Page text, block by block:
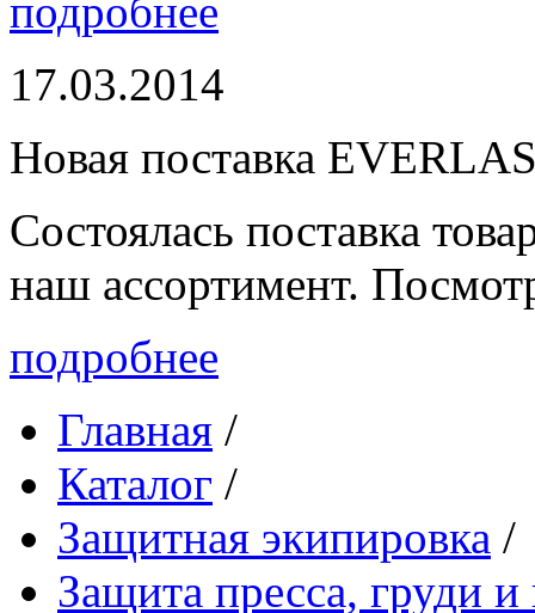
подробнее
17.03.2014
Новая поставка
Состоялась поставка
наш ассортимент.
подробнее
Главная /
Каталог /
Защитная экипировка /
Защита пресса, груди и